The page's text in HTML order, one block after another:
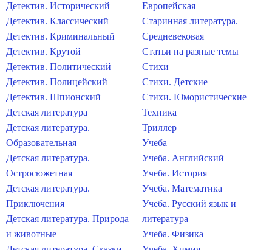
Детектив. Исторический
Детектив. Классический
Детектив. Криминальный
Детектив. Крутой
Детектив. Политический
Детектив. Полицейский
Детектив. Шпионский
Детская литература
Детская литература.
Образовательная
Детская литература.
Остросюжетная
Детская литература.
Приключения
Детская литература. Природа
и животные
Европейская
Старинная литература.
Средневековая
Статьи на разные темы
Стихи
Стихи. Детские
Стихи. Юмористические
Техника
Триллер
Учеба
Учеба. Английский
Учеба. История
Учеба. Математика
Учеба. Русский язык и
литература
Учеба. Физика